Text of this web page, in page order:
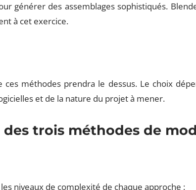
générer des assemblages sophistiqués.
à cet exercice.
ces méthodes prendra le dessus. Le choix
et de la nature du projet à mener.
des trois méthodes de
niveaux de complexité de chaque approche :